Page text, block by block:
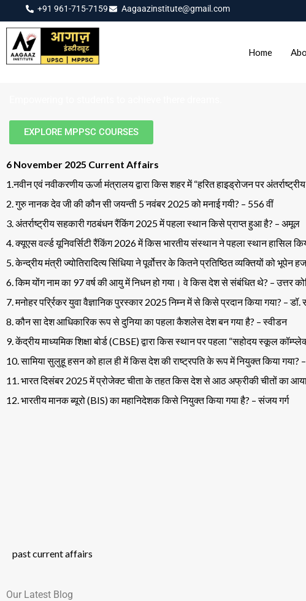
+91 961-715-7159 Aagaazinstitute@gmail.com
Home
EXPLORE MPPSC COURSES
6 November 2025 Current Affairs
1.नवीन एवं नवीकरणीय ऊर्जा मंत्रालय द्वारा किस शहर में “हरित हाइड्रोजन पर
2. गुरु नानक देव जी की कौन सी जयन्ती 5 नवंबर 2025 को मनाई गयी? – 556 वीं
3. अंतर्राष्ट्रीय सहकारी गठबंधन रैंकिंग 2025 में पहला स्थान किसे प्राप्त हुआ है? – अमूल
4. क्यूएस वर्ल्ड यूनिवर्सिटी रैंकिंग 2026 में किस भारतीय संस्थान ने पहला स्थान हासिल
5. केन्द्रीय मंत्री ज्योतिरादित्य सिंधिया ने पूर्वोत्तर के कितने प्रतिष्ठित व्यक्तियों को भूपेन
6. किम योंग नाम का 97 वर्ष की आयु में निधन हो गया। वे किस देश से संबंधित थे? – उत्तर
7. मनोहर पर्र्रिकर युवा वैज्ञानिक पुरस्कार 2025 निम्न में से किसे प्रदान किया गया? –
8. कौन सा देश आधिकारिक रूप से दुनिया का पहला कैशलेस देश बन गया है? – स्वीडन
9. केंद्रीय माध्यमिक शिक्षा बोर्ड (CBSE) द्वारा किस स्थान पर पहला “सहोदय स्कूल
10. सामिया सुलुहू हसन को हाल ही में किस देश की राष्ट्रपति के रूप में नियुक्त किया गया?
11. भारत दिसंबर 2025 में प्रोजेक्ट चीता के तहत किस देश से आठ अफ्रीकी चीतों का
12. भारतीय मानक ब्यूरो (BIS) का महानिदेशक किसे नियुक्त किया गया है? – संजय गर्ग
past current affairs
Our Latest Blog